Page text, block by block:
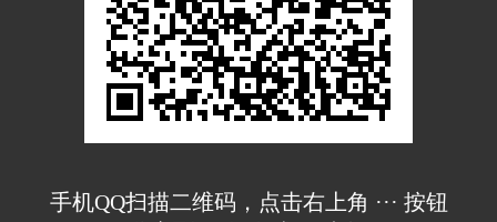
手机QQ扫描二维码，点击右上角 ··· 按钮